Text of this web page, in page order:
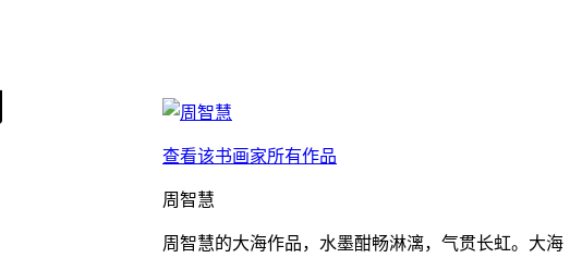
查看该书画家所有作品
周智慧
周智慧的大海作品，水墨酣畅淋漓，气贯长虹。大海